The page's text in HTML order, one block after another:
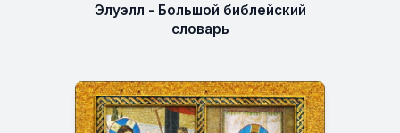
Элуэлл - Большой библейский
словарь